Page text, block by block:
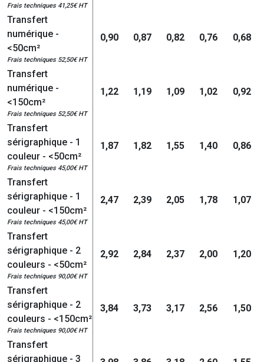
Frais techniques 41,25€ HT
Transfert
numérique -
<50cm²
Frais techniques 52,50€ HT
0,90 0,87 0,82 0,76 0,68
Transfert
numérique -
<150cm²
Frais techniques 52,50€ HT
1,22 1,19 1,09 1,02 0,92
Transfert
sérigraphique - 1
couleur - <50cm²
Frais techniques 45,00€ HT
1,87 1,82 1,55 1,40 0,86
Transfert
sérigraphique - 1
couleur - <150cm²
Frais techniques 45,00€ HT
2,47 2,39 2,05 1,78 1,07
Transfert
sérigraphique - 2
couleurs - <50cm²
Frais techniques 90,00€ HT
2,92 2,84 2,37 2,00 1,20
Transfert
sérigraphique - 2
couleurs - <150cm²
Frais techniques 90,00€ HT
3,84 3,73 3,17 2,56 1,50
Transfert
sérigraphique - 3